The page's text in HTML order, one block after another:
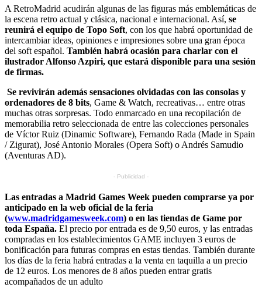
A RetroMadrid acudirán algunas de las figuras más emblemáticas de
la escena retro actual y clásica, nacional e internacional. Así, se
reunirá el equipo de Topo Soft, con los que habrá oportunidad de
intercambiar ideas, opiniones e impresiones sobre una gran época
del soft español. También habrá ocasión para charlar con el
ilustrador Alfonso Azpiri, que estará disponible para una sesión
de firmas.
Se revivirán además sensaciones olvidadas con las consolas y
ordenadores de 8 bits, Game & Watch, recreativas… entre otras
muchas otras sorpresas. Todo enmarcado en una recopilación de
memorabilia retro seleccionada de entre las colecciones personales
de Víctor Ruiz (Dinamic Software), Fernando Rada (Made in Spain
/ Zigurat), José Antonio Morales (Opera Soft) o Andrés Samudio
(Aventuras AD).
- Publicidad -
Las entradas a Madrid Games Week pueden comprarse ya por
anticipado en la web oficial de la feria
(www.madridgamesweek.com) o en las tiendas de Game por
toda España. El precio por entrada es de 9,50 euros, y las entradas
compradas en los establecimientos GAME incluyen 3 euros de
bonificación para futuras compras en estas tiendas. También durante
los días de la feria habrá entradas a la venta en taquilla a un precio
de 12 euros. Los menores de 8 años pueden entrar gratis
acompañados de un adulto